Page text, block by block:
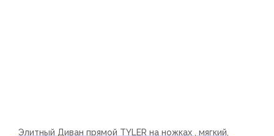
Элитный Диван прямой TYLER на ножках , мягкий,